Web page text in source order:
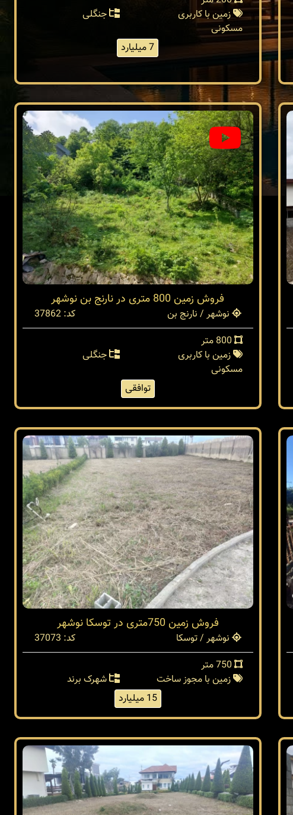
زمین با کاربری
مسکونی
جنگلی
7 میلیارد
فروش زمین 800 متری در نارنج بن نوشهر
نوشهر / نارنج بن
کد: 37862
زمین با کاربری
مسکونی
جنگلی
توافقی
فروش زمین 750متری در توسکا نوشهر
نوشهر / توسکا
کد: 37073
زمین با مجوز ساخت
شهرک برند
15 میلیارد